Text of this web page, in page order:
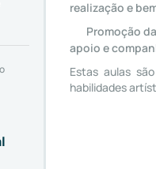
realização e
Promoção
apoio e
Estas aulas
habilidades